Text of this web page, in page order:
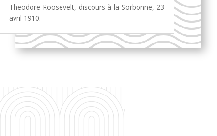
Theodore Roosevelt, discours à la Sorbonne, 23
avril 1910.